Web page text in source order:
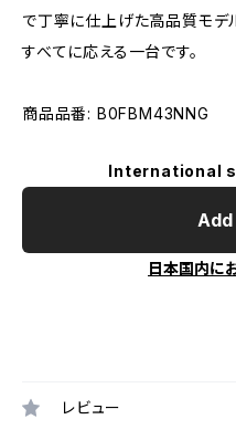
で丁寧に仕上げた高品質モデ
すべてに応える一台です。
商品品番: B0FBM43NNG
International
日本国内に
レビュー